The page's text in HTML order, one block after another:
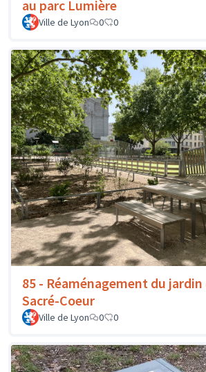
au parc Lumière
Ville de Lyon 0 0
85 - Réaménagement du jardin
Sacré-Coeur
Ville de Lyon 0 0